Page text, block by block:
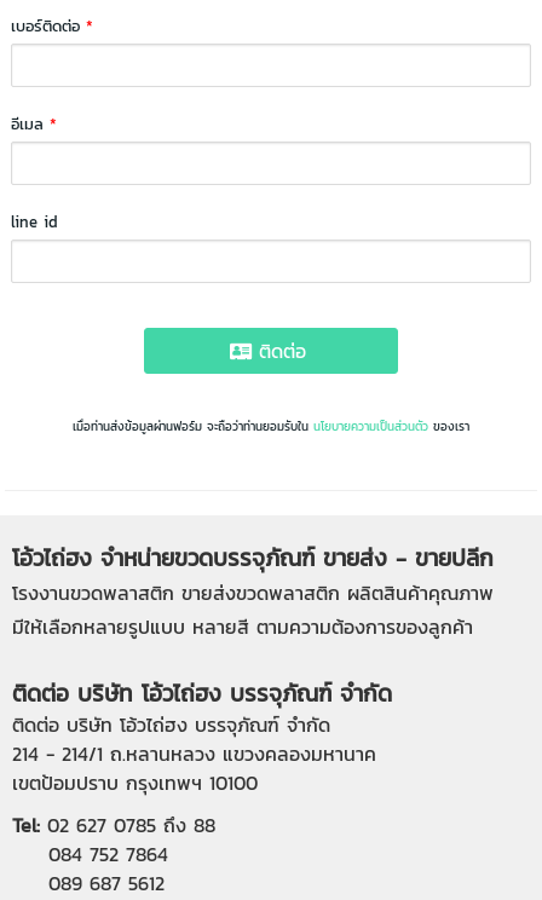
เบอร์ติดต่อ*
อีเมล*
line id
ติดต่อ
เมื่อท่านส่งข้อมูลผ่านฟอร์ม จะถือว่าท่านยอมรับใน นโยบายความเป็นส่วนตัว ของเรา
โอ้วไถ่ฮง จำหน่ายขวดบรรจุภัณฑ์ ขายส่ง - ขายปลีก
โรงงานขวดพลาสติก ขายส่งขวดพลาสติก ผลิตสินค้าคุณภาพ
มีให้เลือกหลายรูปแบบ หลายสี ตามความต้องการของลูกค้า
ติดต่อ บริษัท โอ้วไถ่ฮง บรรจุภัณฑ์ จำกัด
ติดต่อ บริษัท โอ้วไถ่ฮง บรรจุภัณฑ์ จำกัด
214 - 214/1 ถ.หลานหลวง แขวงคลองมหานาค
เขตป้อมปราบ กรุงเทพฯ 10100
Tel: 02 627 0785 ถึง 88
084 752 7864
089 687 5612